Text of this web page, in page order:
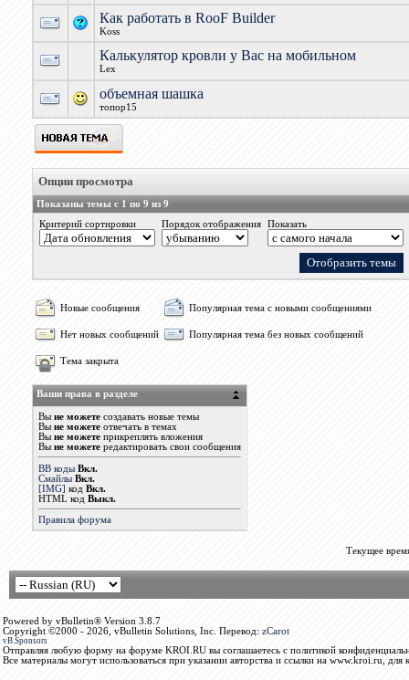
Как работать в RooF Builder
Koss
Калькулятор кровли у Вас на мобильном
Lex
объемная шашка
топор15
Опции просмотра
Показаны темы с 1 по 9 из 9
Критерий сортировки
Порядок отображения Показать
Новые сообщения Популярная тема с новыми сообщениями
Нет новых сообщений Популярная тема без новых сообщений
Тема закрыта
Ваши права в разделе
Вы не можетесоздавать новые темы
Вы не можетеотвечать в темах
Вы не можетеприкреплять вложения
Вы не можетередактировать свои сообщения
BB коды Вкл.
Смайлы Вкл.
[IMG] код Вкл.
HTML код Выкл.
Правила форума
Текущее
Powered by vBulletin® Version 3.8.7
Copyright ©2000 - 2026, vBulletin Solutions, Inc. Перевод: zCarot
vB.Sponsors
Отправляя любую форму на форуме KROI.RU вы соглашаетесь с политикой
Все материалы могут использоваться при указании авторства и ссылки на www.kroi.ru, для